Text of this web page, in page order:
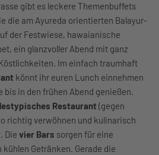
gibt es leckere Themenbuffets
die am Ayureda orientierten Balayur-
der Festwiese, hawaianische
ein glanzvoller Abend mit ganz
Im einfach traumhaft
könnt ihr euren Lunch einnehmen
bis in den frühen Abend genießen.
Restaurant (gegen
richtig verwöhnen und kulinarisch
Die vier Bars sorgen für eine
Getränken. Gerade die